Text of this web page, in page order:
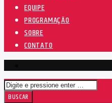
EQUIPE
PROGRAMAÇÃO
SOBRE
CONTATO